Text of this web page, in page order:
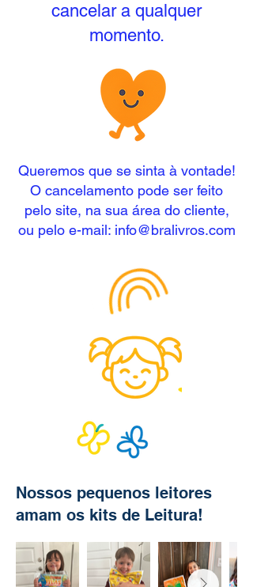
📚 2 livros cristãos
selecionados por educadores
🎁 + 1 brinde surpresa
Sem taxa de adesão
cancelar a qualquer
momento.
Queremos que se sinta à vontade!
O cancelamento pode ser feito
pelo site, na sua área do cliente,
ou pelo e-mail: info@bralivros.com
Nossos pequenos leitores
amam os kits de Leitura!